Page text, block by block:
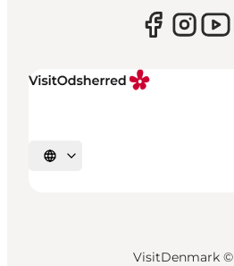
Sprache auswählen
VisitDenmark ©